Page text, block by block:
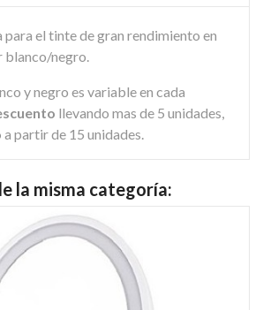
para el tinte de gran rendimiento en
negro.
y negro es variable en cada
llevando mas de 5 unidades,
a partir de 15 unidades.
la misma categoría: